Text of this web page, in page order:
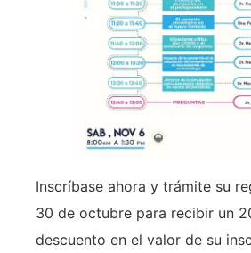
Inscríbase ahora y trámite su
30 de octubre para recibir un
descuento en el valor de su